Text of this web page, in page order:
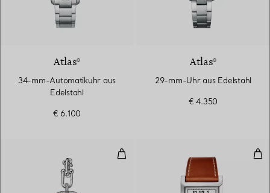
2 Farben
Atlas®
34-mm-Automatikuhr aus
Edelstahl
€ 6.100
Atlas®
29-mm-Uhr aus Edelstahl
€ 4.350
Uhr in Sterlingsilber und Stahl